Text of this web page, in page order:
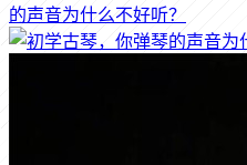
的声音为什么不好听？